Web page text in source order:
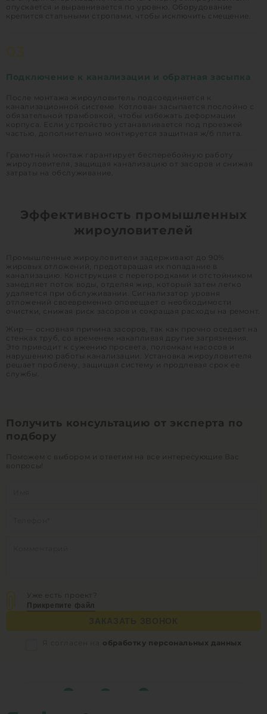
опускается и выравнивается по уровню. Оборудование
крепится стальными стропами, чтобы исключить смещение.
Подключение к канализации и обратная засыпка
После монтажа жироуловитель подсоединяется к
канализационной системе. Котлован засыпается послойно с
обязательной трамбовкой, чтобы избежать деформации
корпуса. Если устройство устанавливается под проезжей
частью, дополнительно монтируется защитная ж/б плита.
Грамотный монтаж гарантирует бесперебойную работу
жироуловителя, защищая канализацию от засоров и снижая
затраты на обслуживание.
Эффективность промышленных
жироуловителей
Промышленные жироуловители задерживают до 90%
жировых отложений, предотвращая их попадание в
канализацию. Конструкция с перегородками и отстойником
замедляет поток воды, отделяя жир, который затем легко
удаляется при обслуживании. Сигнализатор уровня
отложений своевременно оповещает о необходимости
очистки, снижая риск засоров и сокращая расходы на ремонт.
Жир — основная причина засоров, так как прочно оседает на
стенках труб, со временем накапливая другие загрязнения.
Это приводит к сужению просвета, поломкам насосов и
нарушению работы канализации. Установка жироуловителя
решает проблему, защищая систему и продлевая срок ее
службы.
Получить консультацию от эксперта по
подбору
Поможем с выбором и ответим на все интересующие Вас
вопросы!
Уже есть проект?
Прикрепите файл
обработку персональных данных
0 0 0